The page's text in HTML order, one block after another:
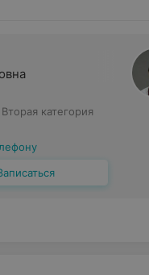
Вторая категория